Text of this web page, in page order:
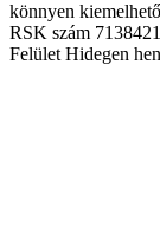
könnyen
RSK szám 7138421
Felület Hidegen